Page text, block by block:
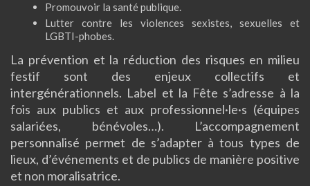
Promouvoir la santé publique.
Lutter contre les violences sexistes, sexuelles et
LGBTI-phobes.
La prévention et la réduction des risques en milieu
festif sont des enjeux collectifs et
intergénérationnels. Label et la Fête s’adresse à la
fois aux publics et aux professionnel·le·s (équipes
salariées, bénévoles…). L’accompagnement
personnalisé permet de s’adapter à tous types de
lieux, d’événements et de publics de manière positive
et non moralisatrice.